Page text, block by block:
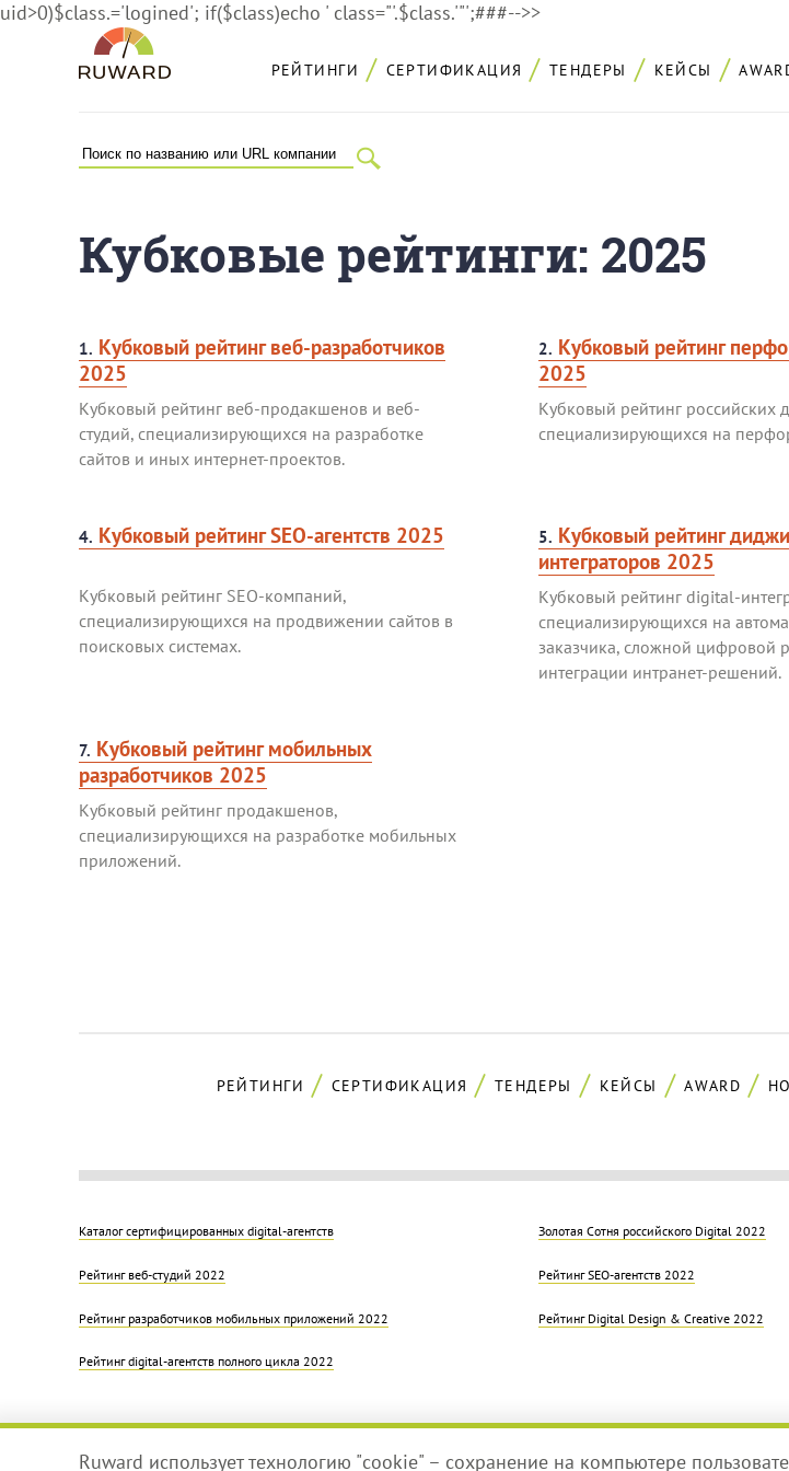
uid>0)$class.='logined'; if($class)echo ' class="'.$class.'"';###-->>
РЕЙТИНГИ СЕРТИФИКАЦИЯ ТЕНДЕРЫ КЕЙСЫ
Кубковые рейтинги: 2025
1. Кубковый рейтинг веб-разработчиков
2025
Кубковый рейтинг веб-продакшенов и веб-
студий, специализирующихся на разработке
сайтов и иных интернет-проектов.
2. Кубковый рейтинг
2025
Кубковый рейтинг российских
специализирующихся на
4. Кубковый рейтинг SEO-агентств 2025
Кубковый рейтинг SEO-компаний,
специализирующихся на продвижении сайтов в
поисковых системах.
5. Кубковый рейтинг
интеграторов 2025
Кубковый рейтинг digital-
специализирующихся на
заказчика, сложной цифровой
интеграции интранет-решений.
7. Кубковый рейтинг мобильных
разработчиков 2025
Кубковый рейтинг продакшенов,
специализирующихся на разработке мобильных
приложений.
РЕЙТИНГИ СЕРТИФИКАЦИЯ ТЕНДЕРЫ КЕЙСЫ AWARD
Каталог сертифицированных digital-агентств Золотая Cотня российского Digital 2022
Рейтинг веб-студий 2022 Рейтинг SEO-агентств 2022
Рейтинг разработчиков мобильных приложений 2022 Рейтинг Digital Design & Creative 2022
Рейтинг digital-агентств полного цикла 2022
Ruward использует технологию "cookie" – сохранение на компьютере